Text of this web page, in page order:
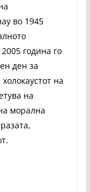
во 1945
година го
ден за
на
на
морална